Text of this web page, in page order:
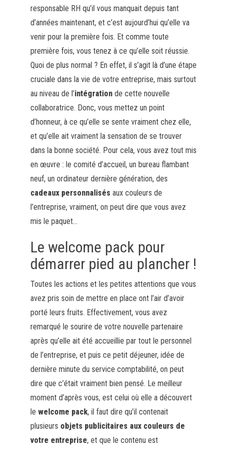
responsable RH qu’il vous manquait depuis tant
d’années maintenant, et c’est aujourd’hui qu’elle va
venir pour la première fois. Et comme toute
première fois, vous tenez à ce qu’elle soit réussie.
Quoi de plus normal ? En effet, il s’agit là d’une étape
cruciale dans la vie de votre entreprise, mais surtout
au niveau de l’intégration de cette nouvelle
collaboratrice. Donc, vous mettez un point
d’honneur, à ce qu’elle se sente vraiment chez elle,
et qu’elle ait vraiment la sensation de se trouver
dans la bonne société. Pour cela, vous avez tout mis
en œuvre : le comité d’accueil, un bureau flambant
neuf, un ordinateur dernière génération, des
cadeaux personnalisés aux couleurs de
l’entreprise, vraiment, on peut dire que vous avez
mis le paquet…
Le welcome pack pour
démarrer pied au plancher !
Toutes les actions et les petites attentions que vous
avez pris soin de mettre en place ont l’air d’avoir
porté leurs fruits. Effectivement, vous avez
remarqué le sourire de votre nouvelle partenaire
après qu’elle ait été accueillie par tout le personnel
de l’entreprise, et puis ce petit déjeuner, idée de
dernière minute du service comptabilité, on peut
dire que c’était vraiment bien pensé. Le meilleur
moment d’après vous, est celui où elle a découvert
le welcome pack, il faut dire qu’il contenait
plusieurs objets publicitaires aux couleurs de
votre entreprise, et que le contenu est